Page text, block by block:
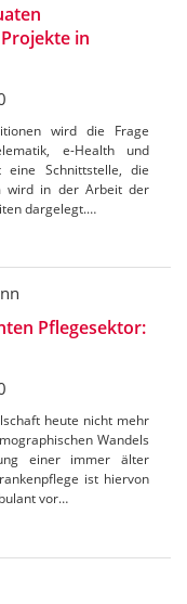
in
wird die Frage
e-Health und
eine Schnittstelle, die
wird in der Arbeit der
dargelegt.…
Pflegesektor:
heute nicht mehr
Wandels
einer immer älter
ist hiervon
vor…